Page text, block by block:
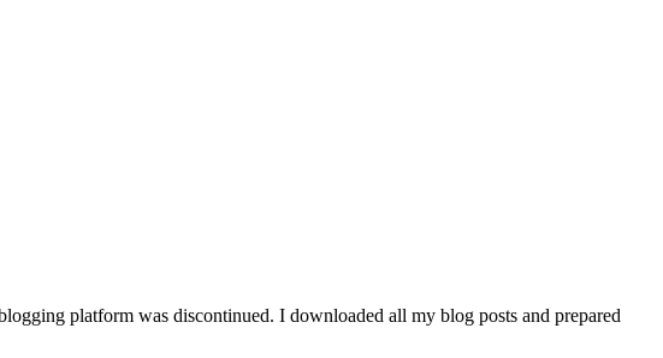
platform was discontinued. I downloaded all my blog posts and prepared